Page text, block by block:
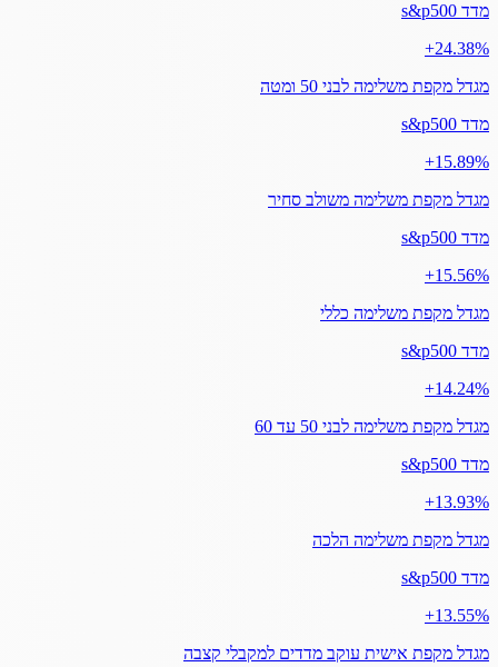
מדד s&p500
‎+24.38%
מגדל מקפת משלימה לבני 50 ומטה
מדד s&p500
‎+15.89%
מגדל מקפת משלימה משולב סחיר
מדד s&p500
‎+15.56%
מגדל מקפת משלימה כללי
מדד s&p500
‎+14.24%
מגדל מקפת משלימה לבני 50 עד 60
מדד s&p500
‎+13.93%
מגדל מקפת משלימה הלכה
מדד s&p500
‎+13.55%
מגדל מקפת אישית עוקב מדדים למקבלי קצבה